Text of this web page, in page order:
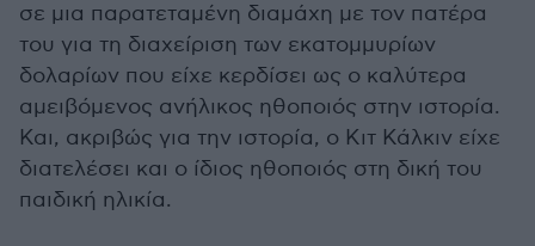
σε μια παρατεταμένη διαμάχη με τον πατέρα
του για τη διαχείριση των εκατομμυρίων
δολαρίων που είχε κερδίσει ως ο καλύτερα
αμειβόμενος ανήλικος ηθοποιός στην ιστορία.
Και, ακριβώς για την ιστορία, ο Κιτ Κάλκιν είχε
διατελέσει και ο ίδιος ηθοποιός στη δική του
παιδική ηλικία.